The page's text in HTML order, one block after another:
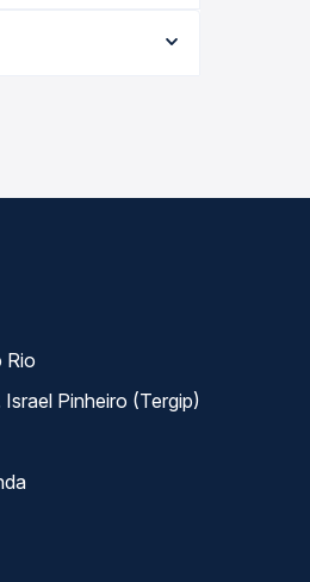
o seu roteiro.
Rio
Pinheiro (Tergip)